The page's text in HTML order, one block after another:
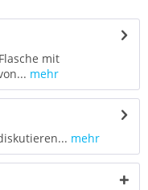
mit
mehr
mehr